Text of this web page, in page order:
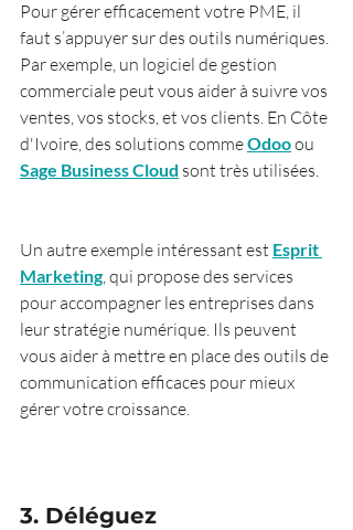
Pour gérer efficacement votre PME, il
faut s’appuyer sur des outils numériques.
Par exemple, un logiciel de gestion
commerciale peut vous aider à suivre vos
ventes, vos stocks, et vos clients. En Côte
d'Ivoire, des solutions comme Odoo ou
Sage Business Cloud sont très utilisées.
Un autre exemple intéressant est Esprit
Marketing, qui propose des services
pour accompagner les entreprises dans
leur stratégie numérique. Ils peuvent
vous aider à mettre en place des outils de
communication efficaces pour mieux
gérer votre croissance.
3. Déléguez